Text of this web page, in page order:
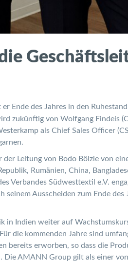
Ende des Jahres in den
zukünftig von Wolfgang Findeis
als Chief Sales Officer
Leitung von Bodo Bölzle von
Rumänien, China,
Verbandes Südwesttextil e.V.
Ausscheiden zum Ende
Indien weiter auf
die kommenden Jahre sind
bereits erworben, so dass die
Die AMANN Group gilt als einer